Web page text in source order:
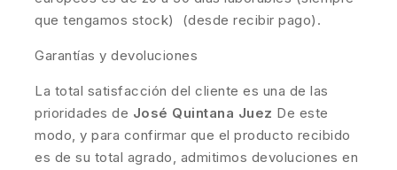
que tengamos stock) (desde recibir pago).
Garantías y devoluciones
La total satisfacción del cliente es una de las
prioridades de José Quintana Juez De este
modo, y para confirmar que el producto recibido
es de su total agrado, admitimos devoluciones en